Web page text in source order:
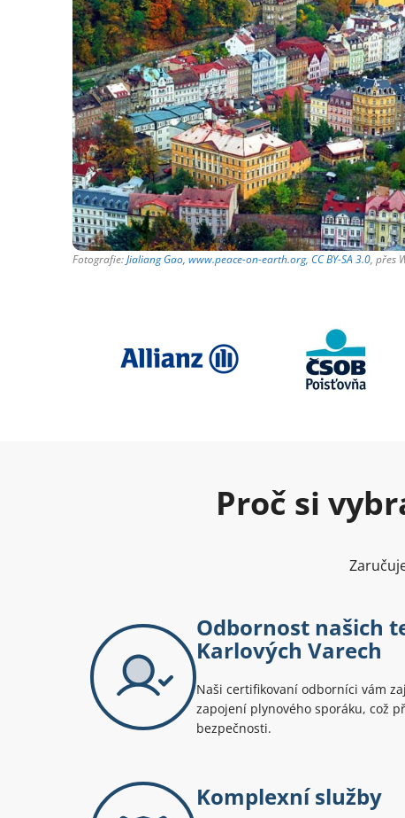
Fotografie:Jialiang Gao, www.peace-on-earth.org, CC BY-SA 3.0, přes
Proč si
Odbornost našich
Karlových Varech
Naši certifikovaní odborníci vám
zapojení plynového sporáku, což
bezpečnosti.
Komplexní služby